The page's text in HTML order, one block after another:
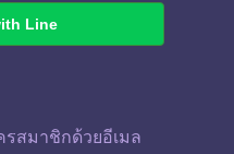
Line
รสมาชิกด้วยอีเมล